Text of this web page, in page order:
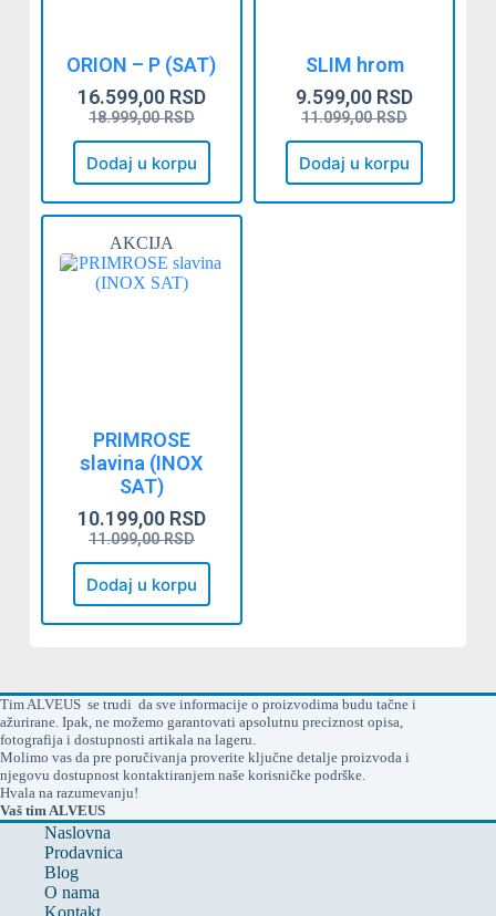
ORION – P (SAT)
18.999,00RSD
16.599,00 RSD
Dodaj u korpu
SLIM hrom
11.099,00RSD
9.599,00 RSD
Dodaj u korpu
AKCIJA
PRIMROSE
slavina (INOX
SAT)
11.099,00RSD
10.199,00 RSD
Dodaj u korpu
Tim ALVEUS se trudi da sve informacije o proizvodima budu tačne i
ažurirane. Ipak, ne možemo garantovati apsolutnu preciznost opisa,
fotografija i dostupnosti artikala na lageru.
Molimo vas da pre poručivanja proverite ključne detalje proizvoda i
njegovu dostupnost kontaktiranjem naše korisničke podrške.
Hvala na razumevanju!
Vaš tim ALVEUS
Naslovna
Prodavnica
Blog
O nama
Kontakt